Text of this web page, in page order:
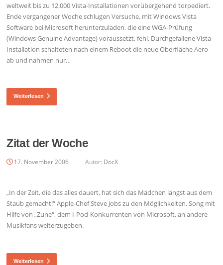
weltweit bis zu 12.000 Vista-Installationen vorübergehend torpediert.
Ende vergangener Woche schlugen Versuche, mit Windows Vista
Software bei Microsoft herunterzuladen, die eine WGA-Prüfung
(Windows Genuine Advantage) voraussetzt, fehl. Durchgefallene Vista-
Installation schalteten nach einem Reboot die neue Oberfläche Aero
ab und nahmen nur…
Weiterlesen
Zitat der Woche
17. November 2006 Autor: DocX
„In der Zeit, die das alles dauert, hat sich das Mädchen längst aus dem
Staub gemacht!“ Apple-Chef Steve Jobs zu den Möglichkeiten, Song mit
Hilfe von „Zune“, dem I-Pod-Konkurrenten von Microsoft, an andere
Musikfans weiterzugeben.
Weiterlesen